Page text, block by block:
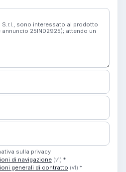
sulla privacy
di navigazione (v1) *
generali di contratto (v1) *